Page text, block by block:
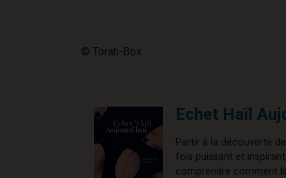
© Torah-Box
Echet Haïl
Partir à la découverte
fois puissant et
comprendre comment